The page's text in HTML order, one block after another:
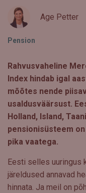
Age Petter
Pension
Rahvusvaheline
Index hindab igal
mõõtes nende
usaldusväärsust.
Holland, Island,
pensionisüsteem
pika vaatega.
Eesti selles uuringus
järeldused annavad
hinnata. Ja meil on